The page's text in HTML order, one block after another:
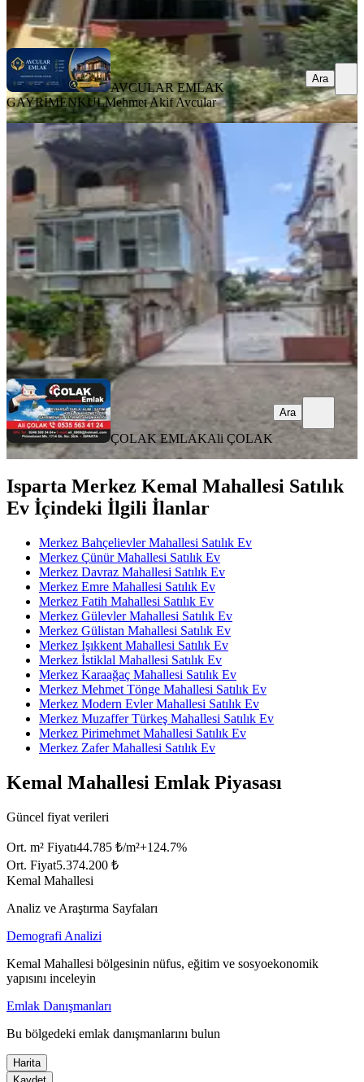
Ara
AVCULAR EMLAK
GAYRİMENKULMehmet Akif Avcular
Ara
MANZARALI
Karaağaç Mah. Şehitlik Yakını
Müstakil Ev Ve Arsası
Merkez, Karaağaç Mahallesi
6+2
·330 m² · 21.07.2026
6.000.001 ₺
ÇOLAK EMLAKAli ÇOLAK
Ara
ÇOLAK EMLAKAli ÇOLAK
Ara
Isparta Merkez Kemal Mahallesi Satılık
Ev İçindeki İlgili İlanlar
Merkez Bahçelievler Mahallesi Satılık Ev
Merkez Çünür Mahallesi Satılık Ev
Merkez Davraz Mahallesi Satılık Ev
Merkez Emre Mahallesi Satılık Ev
Merkez Fatih Mahallesi Satılık Ev
Merkez Gülevler Mahallesi Satılık Ev
Merkez Gülistan Mahallesi Satılık Ev
Merkez Işıkkent Mahallesi Satılık Ev
Merkez İstiklal Mahallesi Satılık Ev
Merkez Karaağaç Mahallesi Satılık Ev
Merkez Mehmet Tönge Mahallesi Satılık Ev
Merkez Modern Evler Mahallesi Satılık Ev
Merkez Muzaffer Türkeş Mahallesi Satılık Ev
Merkez Pirimehmet Mahallesi Satılık Ev
Merkez Zafer Mahallesi Satılık Ev
Kemal Mahallesi Emlak Piyasası
Güncel fiyat verileri
Ort. m² Fiyatı44.785 ₺/m²+124.7%
Ort. Fiyat5.374.200 ₺
Kemal Mahallesi
Analiz ve Araştırma Sayfaları
Demografi Analizi
Kemal Mahallesi bölgesinin nüfus, eğitim ve sosyoekonomik
yapısını inceleyin
Emlak Danışmanları
Bu bölgedeki emlak danışmanlarını bulun
Harita